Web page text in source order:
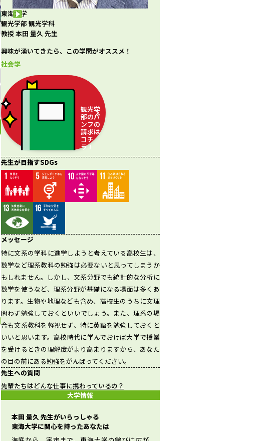
東海大学
観光学部 観光学科
教授 本田 量久 先生
興味が湧いてきたら、この学問がオススメ！
社会学
観光学
部のパ
ンフの
請求は
コチ
ラ！
先生が目指すSDGs
メッセージ
特に文系の学科に進学しようと考えている高校生は、
数学など理系教科の勉強は必要ないと思ってしまうか
もしれません。しかし、文系分野でも統計的な分析に
数学を使うなど、理系分野が基礎になる場面は多くあ
ります。生物や地理なども含め、高校生のうちに文理
問わず勉強しておくといいでしょう。また、理系の場
合も文系教科を軽視せず、特に英語を勉強しておくと
いいと思います。高校時代に学んでおけば大学で授業
を受けるときの理解度がより高まりますから、あなた
の目の前にある勉強をがんばってください。
先生への質問
先輩たちはどんな仕事に携わっているの？
大学情報
本田 量久 先生がいらっしゃる
東海大学に関心を持ったあなたは